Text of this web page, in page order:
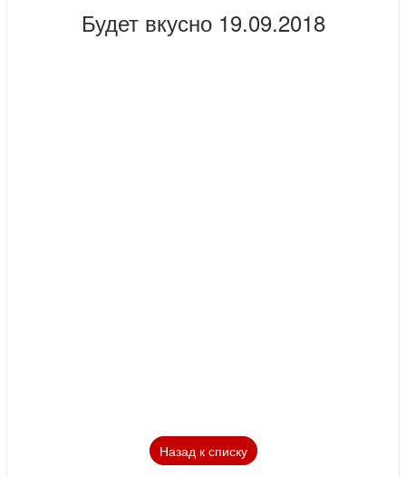
Будет вкусно 19.09.2018
Назад к списку